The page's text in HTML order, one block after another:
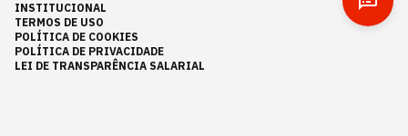
INSTITUCIONAL
TERMOS DE USO
POLÍTICA DE COOKIES
POLÍTICA DE PRIVACIDADE
LEI DE TRANSPARÊNCIA SALARIAL